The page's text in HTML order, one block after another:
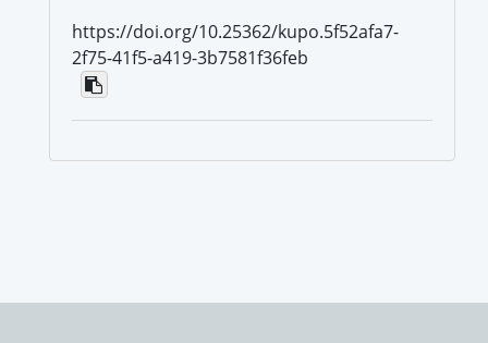
https://doi.org/10.25362/kupo.5f52afa7-
2f75-41f5-a419-3b7581f36feb